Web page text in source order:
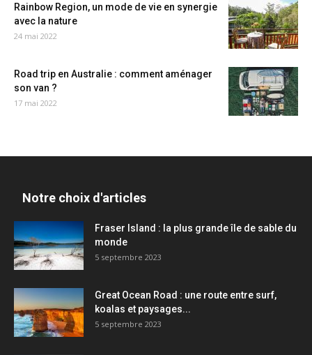
Rainbow Region, un mode de vie en synergie
avec la nature
24 mai 2022
Road trip en Australie : comment aménager
son van ?
17 mai 2022
Notre choix d'articles
Fraser Island : la plus grande île de sable du
monde
5 septembre 2023
Great Ocean Road : une route entre surf,
koalas et paysages...
5 septembre 2023